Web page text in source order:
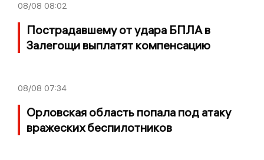
08/08 08:02
Пострадавшему от удара БПЛА в
Залегощи выплатят компенсацию
08/08 07:34
Орловская область попала под атаку
вражеских беспилотников